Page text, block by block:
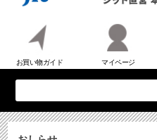
お買い物ガイド マイページ